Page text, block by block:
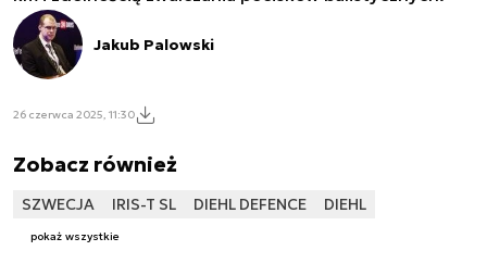
Jakub Palowski
26 czerwca 2025, 11:30
Zobacz również
SZWECJA IRIS-T SL DIEHL DEFENCE DIEHL
pokaż wszystkie